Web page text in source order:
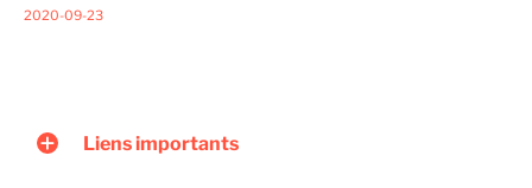
2020-09-23
Liens importants